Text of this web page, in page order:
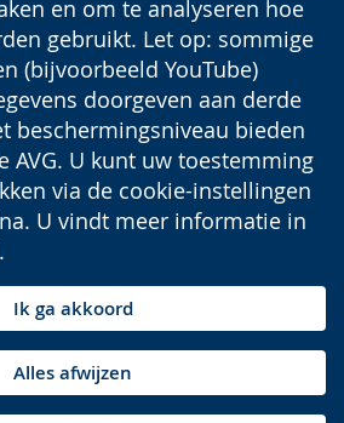
en om te analyseren hoe
gebruikt. Let op: sommige
(bijvoorbeeld YouTube)
doorgeven aan derde
beschermingsniveau bieden
AVG. U kunt uw toestemming
via de cookie-instellingen
U vindt meer informatie in
.
Ik ga akkoord
Alles afwijzen